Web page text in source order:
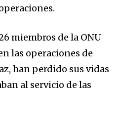
miembros de la ONU
las operaciones de
han perdido sus vidas
al servicio de las